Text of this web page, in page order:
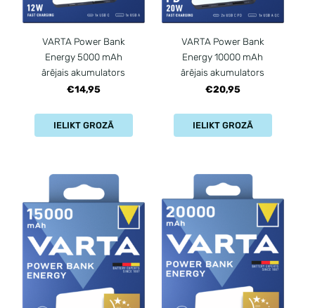
VARTA Power Bank
Energy 5000 mAh
ārējais akumulators
€14,95
IELIKT GROZĀ
VARTA Power Bank
Energy 10000 mAh
ārējais akumulators
€20,95
IELIKT GROZĀ